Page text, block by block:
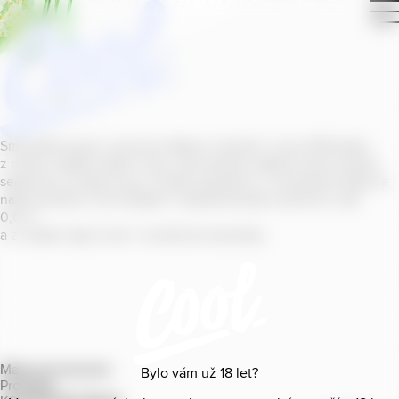
Bylo vám už 18 let?
Smícháním piva s ovocnou šťávou vytvořil v roce
z našich sládků
segmentu na bázi piva v České republice. V současné době se
naše portfolio Cool skládá z nealkoholických příchutí s alk.
0
a z nealko řady Cool+ s funkčními benefity.
Mapa provozoven
Produkty